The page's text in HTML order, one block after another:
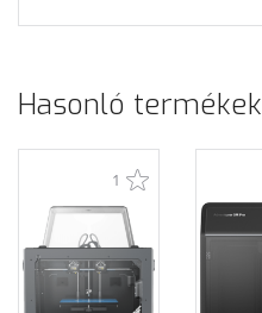
Hasonló termékek
1